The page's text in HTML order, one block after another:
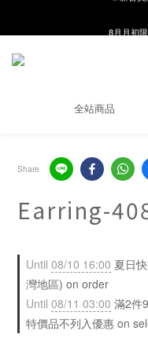
線在，好
全站商品
Share
Earring-
Until 08/10 16:00 夏日
灣地區) on order
Until 08/11 03:00 滿2件
特價品不列入優惠 on